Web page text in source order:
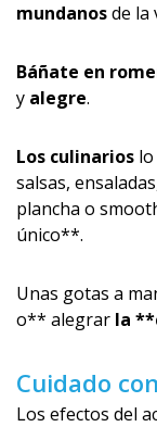
mundanosde la
Báñate en
y alegre.
Los culinarios
salsas,
plancha o
único**.
Unas gotas a
o** alegrar la
Cuidado
Los efectos del